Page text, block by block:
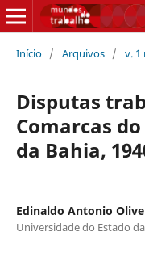
Início / Arquivos / v. 1
Disputas
Comarcas
da Bahia,
Edinaldo Antonio
Universidade do Estado